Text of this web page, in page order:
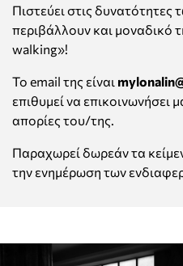
Πιστεύει στις
περιβάλλουν και μοναδικό
walking»!
Το email της είναι
επιθυμεί να επικοινωνήσει
απορίες του/της.
Παραχωρεί δωρεάν τα
την ενημέρωση των